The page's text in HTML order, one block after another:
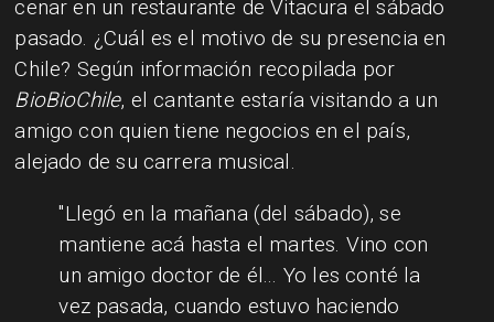
cenar en un restaurante de Vitacura el sábado
pasado. ¿Cuál es el motivo de su presencia en
Chile? Según información recopilada por
BioBioChile, el cantante estaría visitando a un
amigo con quien tiene negocios en el país,
alejado de su carrera musical.
"Llegó en la mañana (del sábado), se
mantiene acá hasta el martes. Vino con
un amigo doctor de él... Yo les conté la
vez pasada, cuando estuvo haciendo